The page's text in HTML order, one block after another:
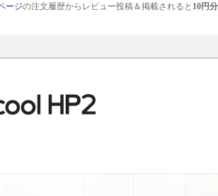
ージの注文履歴からレビュー投稿＆掲載されると 10円